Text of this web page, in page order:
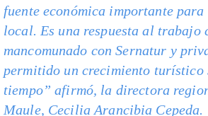
fuente económica importante
local. Es una respuesta al trabajo
mancomunado con Sernatur y
permitido un crecimiento turístico
tiempo” afirmó, la directora
Maule, Cecilia Arancibia Cepeda.